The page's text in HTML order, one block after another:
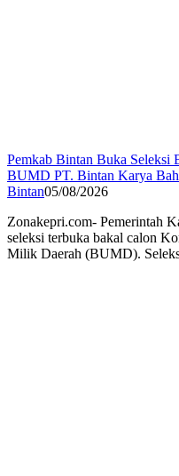
Pemkab Bintan Buka Seleksi
BUMD PT. Bintan Karya
Bintan05/08/2026
Zonakepri.com- Pemerintah
seleksi terbuka bakal calon
Milik Daerah (BUMD).